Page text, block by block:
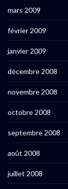
mars 2009
février 2009
janvier 2009
décembre 2008
novembre 2008
octobre 2008
septembre 2008
août 2008
juillet 2008